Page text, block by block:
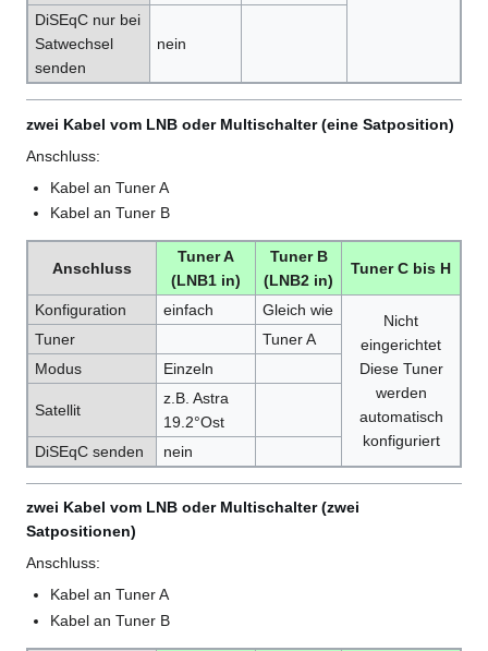
DiSEqC nur bei
Satwechsel
senden
nein
zwei Kabel vom LNB oder Multischalter (eine Satposition)
Anschluss:
Kabel an Tuner A
Kabel an Tuner B
Anschluss
Tuner A
(LNB1 in)
Tuner B
(LNB2 in)
Tuner C bis H
Konfiguration einfach Gleich wie
Nicht
eingerichtet
Diese Tuner
werden
automatisch
konfiguriert
Tuner
Tuner A
Modus
Einzeln
Satellit
z.B. Astra
19.2°Ost
DiSEqC senden
nein
zwei Kabel vom LNB oder Multischalter (zwei
Satpositionen)
Anschluss:
Kabel an Tuner A
Kabel an Tuner B